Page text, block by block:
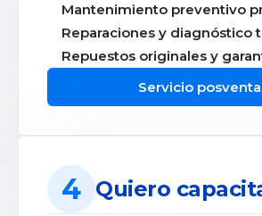
Mantenimiento preventivo
Reparaciones y diagnóstico
Repuestos originales y
Servicio posventa
4 Quiero